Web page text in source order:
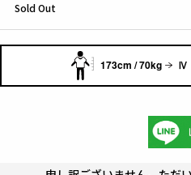
Sold Out
173cm / 70kg Ⅳ